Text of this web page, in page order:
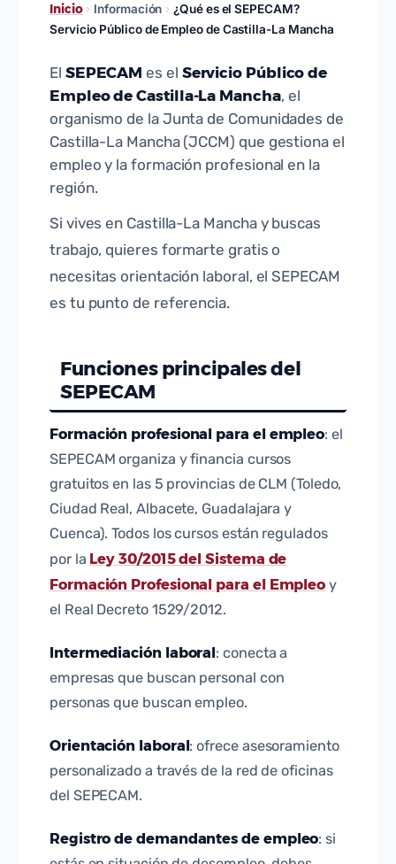
Inicio › Información › ¿Qué es el SEPECAM?
Servicio Público de Empleo de Castilla-La Mancha
El SEPECAM es el Servicio Público de
Empleo de Castilla-La Mancha, el
organismo de la Junta de Comunidades de
Castilla-La Mancha (JCCM) que gestiona el
empleo y la formación profesional en la
región.
Si vives en Castilla-La Mancha y buscas
trabajo, quieres formarte gratis o
necesitas orientación laboral, el SEPECAM
es tu punto de referencia.
Funciones principales del
SEPECAM
Formación profesional para el empleo: el
SEPECAM organiza y financia cursos
gratuitos en las 5 provincias de CLM (Toledo,
Ciudad Real, Albacete, Guadalajara y
Cuenca). Todos los cursos están regulados
por la Ley 30/2015 del Sistema de
Formación Profesional para el Empleo y
el Real Decreto 1529/2012.
Intermediación laboral: conecta a
empresas que buscan personal con
personas que buscan empleo.
Orientación laboral: ofrece asesoramiento
personalizado a través de la red de oficinas
del SEPECAM.
Registro de demandantes de empleo: si